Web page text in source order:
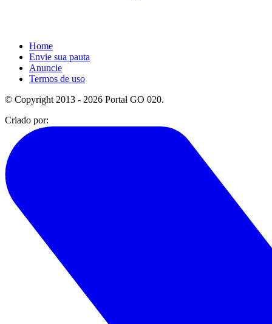
Home
Envie sua pauta
Anuncie
Termos de uso
© Copyright 2013 - 2026 Portal GO 020.
Criado por: